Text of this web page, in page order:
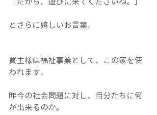
とさらに嬉しいお言葉。
買主様は福祉事業として、この家を使
われます。
昨今の社会問題に対し、自分たちに何
が出来るのか。